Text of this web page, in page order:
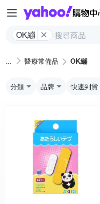
OK繃
醫療常備品 OK繃
分類 品牌 快速到貨